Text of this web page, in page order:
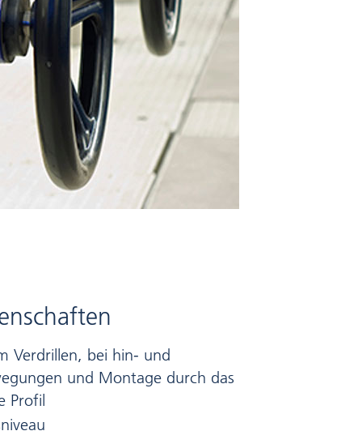
Verdrillen, bei hin- und
und Montage durch das
Profil